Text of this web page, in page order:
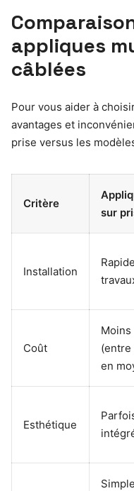
appliques
câblées
Pour vous aider à
avantages et
prise versus les
Critère
sur
Installation
Coût
Moins
(entre
en
Esthétique